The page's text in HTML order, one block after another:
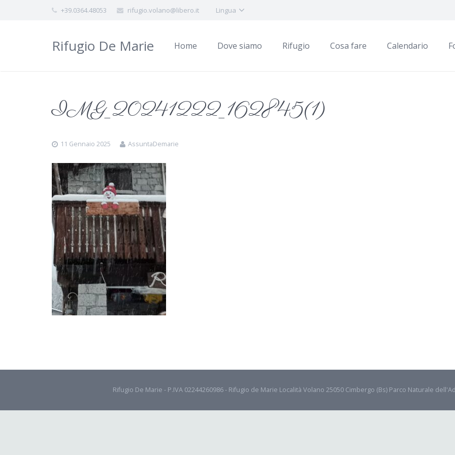
+39.0364.48053 rifugio.volano@libero.it Lingua
Rifugio De Marie Home Dove siamo Rifugio Cosa fare Calendario
IMG_20241222_162845(1)
11 Gennaio 2025 AssuntaDemarie
Rifugio De Marie - P.IVA 02244260986 - Rifugio de Marie Località Volano 25050 Cimbergo (Bs) Parco Naturale